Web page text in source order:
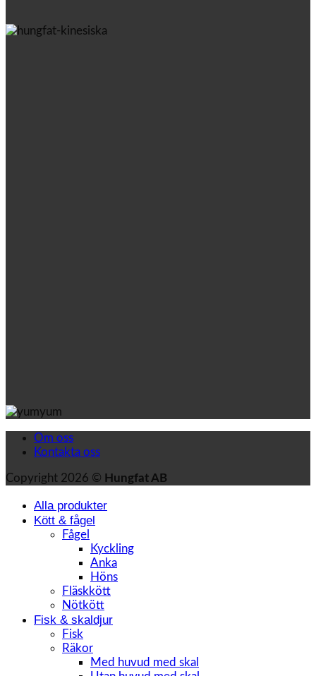
Om oss
Kontakta oss
Copyright 2026 © Hungfat AB
Alla produkter
Kött & fågel
Fågel
Kyckling
Anka
Höns
Fläskkött
Nötkött
Fisk & skaldjur
Fisk
Räkor
Med huvud med skal